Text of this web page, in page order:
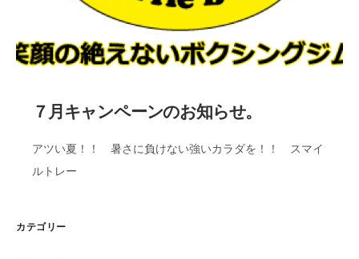
７月キャンペーンのお知らせ。
アツい夏！！ 暑さに負けない強いカラダを！！ スマイ
ルトレー
カテゴリー